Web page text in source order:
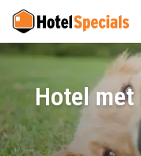
Hotel